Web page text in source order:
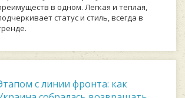
в одном. Легкая и теплая,
статус и стиль, всегда в
с линии фронта: как